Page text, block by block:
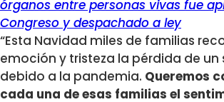
órganos entre personas vivas fue
Congreso y despachado a ley
“Esta Navidad miles de familias
emoción y tristeza la pérdida de un
debido a la pandemia. Queremos
cada una de esas familias el